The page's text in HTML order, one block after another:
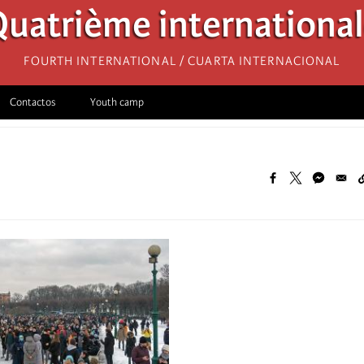
Fourth International / Cuarta Internacional
Contactos Youth camp